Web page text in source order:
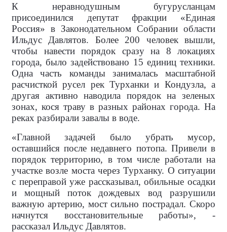
К неравнодушным бугурусланцам
присоединился депутат фракции «Единая
Россия» в Законодательном Собрании области
Ильдус Давлятов. Более 200 человек вышли,
чтобы навести порядок сразу на 8 локациях
города, было задействовано 15 единиц техники.
Одна часть команды занималась масштабной
расчисткой русел рек Турханки и Кондузла, а
другая активно наводила порядок на зеленых
зонах, кося траву в разных районах города. На
реках разбирали завалы в воде.
«Главной задачей было убрать мусор,
оставшийся после недавнего потопа. Привели в
порядок территорию, в том числе работали на
участке возле моста через Турханку. О ситуации
с переправой уже рассказывал, обильные осадки
и мощный поток дождевых вод разрушили
важную артерию, мост сильно пострадал. Скоро
начнутся восстановительные работы», -
рассказал Ильдус Давлятов.